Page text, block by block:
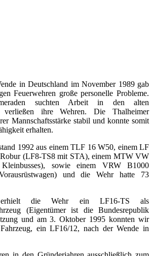
in Deutschland im November 1989 gab
Feuerwehren große personelle Probleme.
suchten Arbeit in den alten
verließen ihre Wehren. Die Thalheimer
Mannschaftsstärke stabil und konnte somit
erhalten.
1992 aus einem TLF 16 W50, einem LF
(LF8-TS8 mit STA), einem MTW VW
Kleinbusses), sowie einem VRW B1000
und die Wehr hatte 73
die Wehr ein LF16-TS als
(Eigentümer ist die Bundesrepublik
und am 3. Oktober 1995 konnten wir
Fahrzeug, ein LF16/12, nach der Wende in